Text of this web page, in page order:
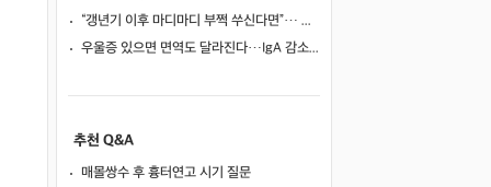
“갱년기 이후 마디마디 부쩍 쑤신다면”… 퇴행성 관절염의 신호와 관리법
우울증 있으면 면역도 달라진다…IgA 감소·IgM 변화, 아동기 외상과 IgE 증가로 국소 면역·알레르기 취약성 시사
추천 Q&A
매몰쌍수 후 흉터연고 시기 질문